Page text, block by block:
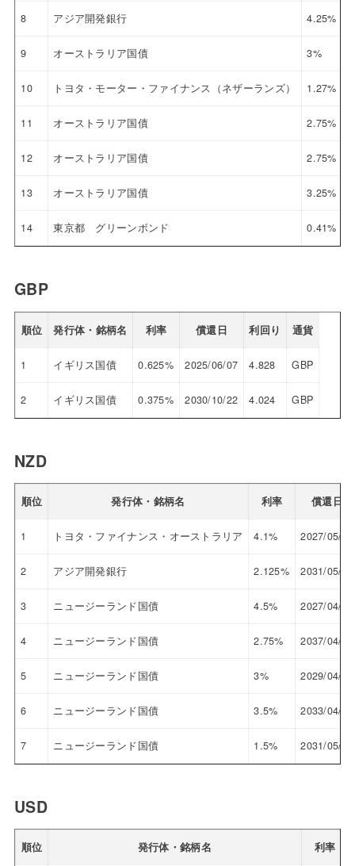
8 アジア開発銀行 4.25%
9 オーストラリア国債 3%
10 トヨタ・モーター・ファイナンス（ネザーランズ） 1.27%
11 オーストラリア国債 2.75%
12 オーストラリア国債 2.75%
13 オーストラリア国債 3.25%
14 東京都 グリーンボンド 0.41%
GBP
順位 発行体・銘柄名 利率 償還日 利回り 通貨
1 イギリス国債 0.625% 2025/06/07 4.828 GBP
2 イギリス国債 0.375% 2030/10/22 4.024 GBP
NZD
順位 発行体・銘柄名 利率 償還日
1 トヨタ・ファイナンス・オーストラリア 4.1% 2027/05/20
2 アジア開発銀行 2.125% 2031/05/19
3 ニュージーランド国債 4.5% 2027/04/15
4 ニュージーランド国債 2.75% 2037/04/15
5 ニュージーランド国債 3% 2029/04/20
6 ニュージーランド国債 3.5% 2033/04/14
7 ニュージーランド国債 1.5% 2031/05/15
USD
順位 発行体・銘柄名 利率